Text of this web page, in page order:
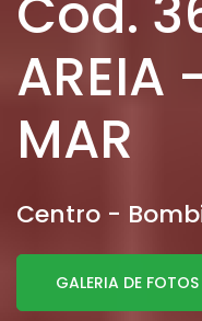
AREIA
MAR
Centro -
GALERIA DE FOTOS